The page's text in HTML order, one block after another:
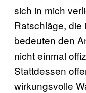
sich in mich
Ratschläge, die
bedeuten den
nicht einmal
Stattdessen
wirkungsvolle